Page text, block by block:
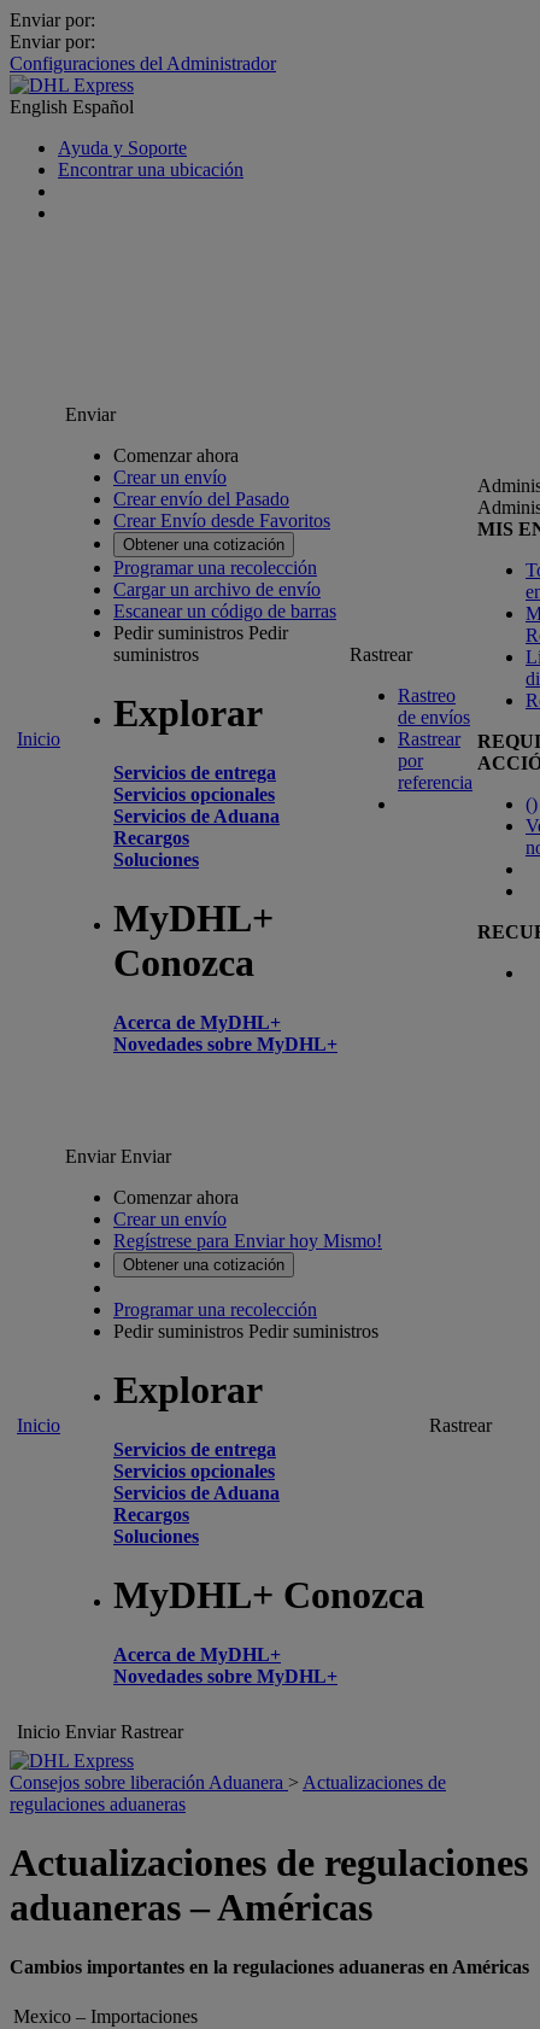
Enviar por:
Enviar por:
Configuraciones del Administrador
English Español
Ayuda y Soporte
Encontrar una ubicación
Inicio
Enviar
Comenzar ahora
Crear un envío
Crear envío del Pasado
Crear Envío desde Favoritos
Obtener una cotización
Programar una recolección
Cargar un archivo de envío
Escanear un código de barras
Pedir suministros Pedir
suministros
Explorar
Servicios de entrega
Servicios opcionales
Servicios de Aduana
Recargos
Soluciones
MyDHL+
Conozca
Acerca de MyDHL+
Novedades sobre MyDHL+
Rastrear
Rastreo
de envíos
Rastrear
por
referencia
MIS
()
Inicio
EnviarEnviar
Comenzar ahora
Crear un envío
Regístrese para Enviar hoy Mismo!
Obtener una cotización
Programar una recolección
Pedir suministros Pedir suministros
Explorar
Servicios de entrega
Servicios opcionales
Servicios de Aduana
Recargos
Soluciones
MyDHL+ Conozca
Acerca de MyDHL+
Novedades sobre MyDHL+
Rastrear
Inicio Enviar Rastrear
Consejos sobre liberación Aduanera > Actualizaciones de
regulaciones aduaneras
Actualizaciones de regulaciones
aduaneras – Américas
Cambios importantes en la regulaciones aduaneras en Américas
Mexico – Importaciones